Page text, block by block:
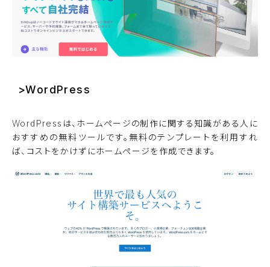
>WordPress
WordPressは、ホームページの制作に関する知識がある人に
おすすめの無料ツールです。無料のテンプレートを利用すれ
ば、コストをかけずにホームページを作成できます。